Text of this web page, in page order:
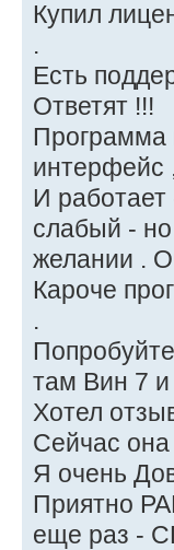
Купил
.
Есть
Ответят !!!
Программа
интерфейс
И работает
слабый -
желании .
Кароче
.
там Вин 7 и
Хотел
Сейчас
Я очень
Приятно
еще раз -